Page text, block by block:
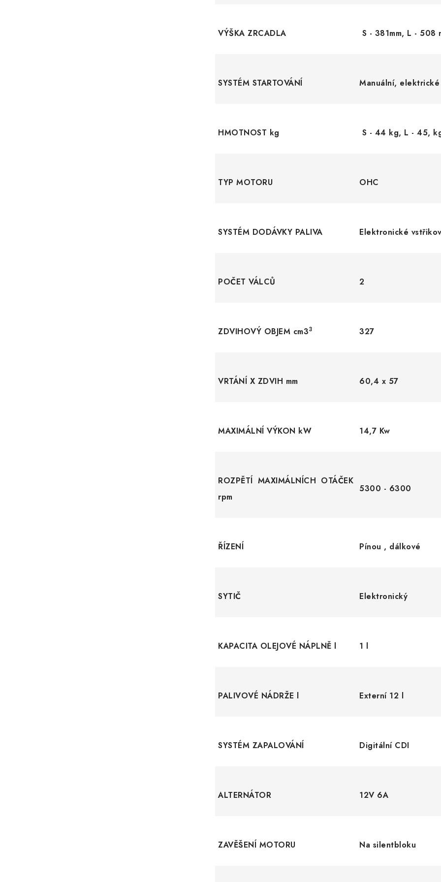
VÝŠKA ZRCADLA S - 381mm, L - 508
SYSTÉM STARTOVÁNÍ Manuální, elektrické
HMOTNOST kg S - 44 kg, L - 45,
TYP MOTORU OHC
SYSTÉM DODÁVKY PALIVA Elektronické
POČET VÁLCŮ 2
ZDVIHOVÝ OBJEM cm33 327
VRTÁNÍ X ZDVIH mm 60,4 x 57
MAXIMÁLNÍ VÝKON kW 14,7 Kw
ROZPĚTÍ MAXIMÁLNÍCH OTÁČEK
rpm
5300 - 6300
ŘÍZENÍ Pínou , dálkové
SYTIČ Elektronický
KAPACITA OLEJOVÉ NÁPLNĚ l 1 l
PALIVOVÉ NÁDRŽE l Externí 12 l
SYSTÉM ZAPALOVÁNÍ Digitální CDI
ALTERNÁTOR 12V 6A
ZAVĚŠENÍ MOTORU Na silentbloku